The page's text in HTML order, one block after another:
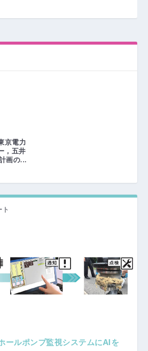
京電力
，五井
画の...
ト
ールポンプ監視システムにAIを